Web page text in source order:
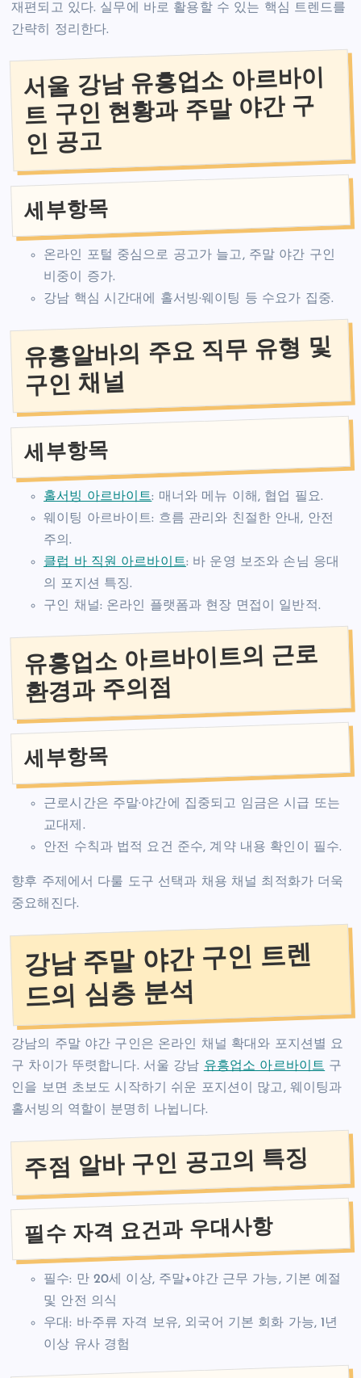
재편되고 있다. 실무에 바로 활용할 수 있는 핵심 트렌드를
간략히 정리한다.
서울 강남 유흥업소 아르바이
트 구인 현황과 주말 야간 구
인 공고
세부항목
온라인 포털 중심으로 공고가 늘고, 주말 야간 구인
비중이 증가.
강남 핵심 시간대에 홀서빙·웨이팅 등 수요가 집중.
유흥알바의 주요 직무 유형 및
구인 채널
세부항목
홀서빙 아르바이트: 매너와 메뉴 이해, 협업 필요.
웨이팅 아르바이트: 흐름 관리와 친절한 안내, 안전
주의.
클럽 바 직원 아르바이트: 바 운영 보조와 손님 응대
의 포지션 특징.
구인 채널: 온라인 플랫폼과 현장 면접이 일반적.
유흥업소 아르바이트의 근로
환경과 주의점
세부항목
근로시간은 주말·야간에 집중되고 임금은 시급 또는
교대제.
안전 수칙과 법적 요건 준수, 계약 내용 확인이 필수.
향후 주제에서 다룰 도구 선택과 채용 채널 최적화가 더욱
중요해진다.
강남 주말 야간 구인 트렌
드의 심층 분석
강남의 주말 야간 구인은 온라인 채널 확대와 포지션별 요
구 차이가 뚜렷합니다. 서울 강남 유흥업소 아르바이트 구
인을 보면 초보도 시작하기 쉬운 포지션이 많고, 웨이팅과
홀서빙의 역할이 분명히 나뉩니다.
주점 알바 구인 공고의 특징
필수 자격 요건과 우대사항
필수: 만 20세 이상, 주말+야간 근무 가능, 기본 예절
및 안전 의식
우대: 바·주류 자격 보유, 외국어 기본 회화 가능, 1년
이상 유사 경험